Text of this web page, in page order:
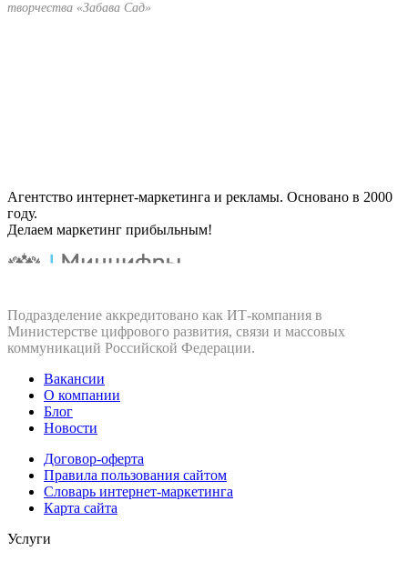
творчества «Забава Сад»
Агентство интернет-маркетинга и рекламы. Основано в 2000
году.
Делаем маркетинг прибыльным!
Подразделение аккредитовано как ИТ‑компания в
Министерстве цифрового развития, связи и массовых
коммуникаций Российской Федерации.
Вакансии
О компании
Блог
Новости
Договор-оферта
Правила пользования сайтом
Словарь интернет-маркетинга
Карта сайта
Услуги